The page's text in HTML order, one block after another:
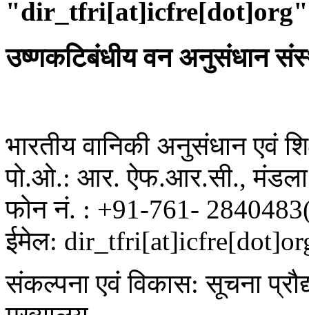
"dir_tfri[at]icfre[dot]org"
उष्णकटिबंधीय वन अनुसंधान
भारतीय वानिकी अनुसंधान एवं
पो.ओ.: आर. ऐफ.आर.सी., मंडला
फोन नं. : +91-761-
ईमेल:
संकल्पना एवं विकास: सूचना